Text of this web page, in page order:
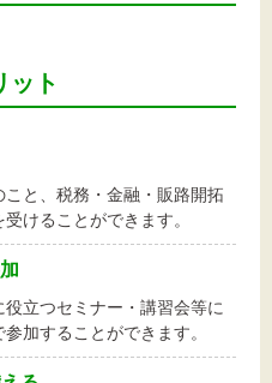
わせ
イズ
拡大
色
ット
と、税務・金融・販路開拓
けることができます。
立つセミナー・講習会等に
加することができます。